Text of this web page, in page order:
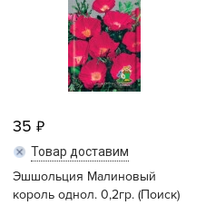
35
Товар доставим
Эшшольция Малиновый
король однол. 0,2гр. (Поиск)